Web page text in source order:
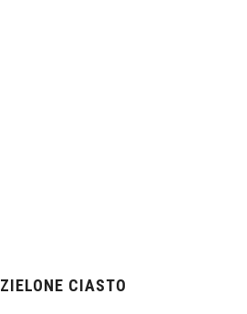
ZIELONE CIASTO